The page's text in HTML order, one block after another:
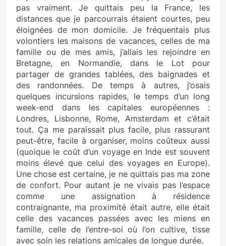
pas vraiment. Je quittais peu la France, les
distances que je parcourrais étaient courtes, peu
éloignées de mon domicile. Je fréquentais plus
volontiers les maisons de vacances, celles de ma
famille ou de mes amis, j’allais les rejoindre en
Bretagne, en Normandie, dans le Lot pour
partager de grandes tablées, des baignades et
des randonnées. De temps à autres, j’osais
quelques incursions rapides, le temps d’un long
week-end dans les capitales européennes :
Londres, Lisbonne, Rome, Amsterdam et c’était
tout. Ça me paraissait plus facile, plus rassurant
peut-être, facile à organiser, moins coûteux aussi
(quoique le coût d’un voyage en Inde est souvent
moins élevé que celui des voyages en Europe).
Une chose est certaine, je ne quittais pas ma zone
de confort. Pour autant je ne vivais pas l’espace
comme une assignation à résidence
contraignante, ma proximité était autre, elle était
celle des vacances passées avec les miens en
famille, celle de l’entre-soi où l’on cultive, tisse
avec soin les relations amicales de longue durée.